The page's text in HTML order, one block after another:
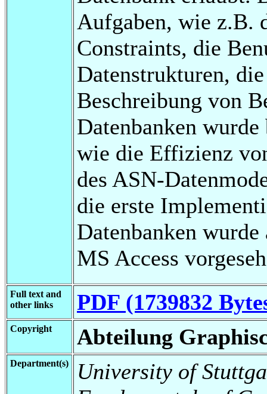
Aufgaben, wie z.B.
Constraints, die
Datenstrukturen,
Beschreibung von
Datenbanken
wie die Effizienz
des ASN-
die erste
Datenbanken
MS Access
Full text and
other links
PDF (1739832
Copyright Abteilung
Department(s)
University of